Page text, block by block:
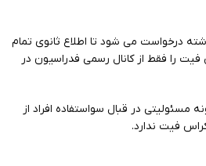
درخواست می شود تا اطلاع ثانوی تمام
فیت را فقط از کانال رسمی فدراسیون در
مسئولیتی در قبال سواستفاده افراد از
فیت ندارد.